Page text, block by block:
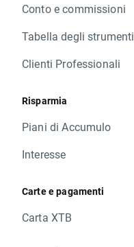
Conto e commissioni
Tabella degli strumenti
Clienti Professionali
Risparmia
Piani di Accumulo
Interesse
Carte e pagamenti
Carta XTB